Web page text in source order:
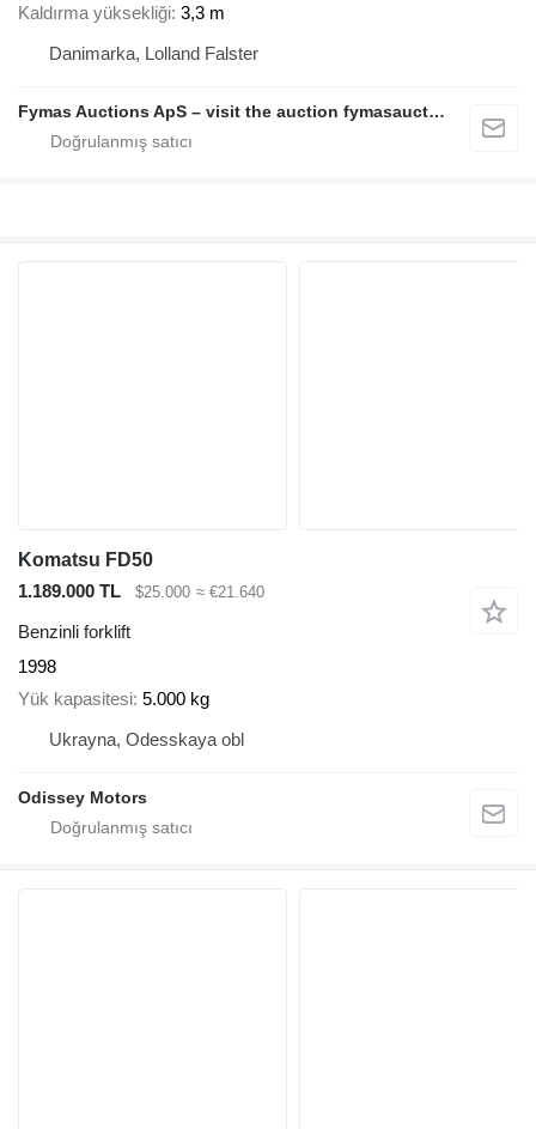
Kaldırma yüksekliği 3,3 m
Danimarka, Lolland Falster
Fymas Auctions ApS – visit the auction fymasauctions.dk
Komatsu FD50
1.189.000 TL
$25.000 ≈ €21.640
Benzinli forklift
1998
Yük kapasitesi 5.000 kg
Ukrayna, Odesskaya obl
Odissey Motors